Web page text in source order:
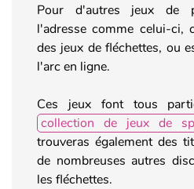
Pour d'autres jeux de
l'adresse comme celui-ci,
des jeux de fléchettes, ou
l'arc en ligne.
Ces jeux font tous
collection de jeux de
trouveras également des
de nombreuses autres
les fléchettes.